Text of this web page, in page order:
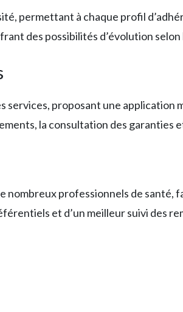
permettant à chaque profil
des possibilités d’évolution
services, proposant une
la consultation des garanties
nombreux professionnels de santé,
et d’un meilleur suivi des